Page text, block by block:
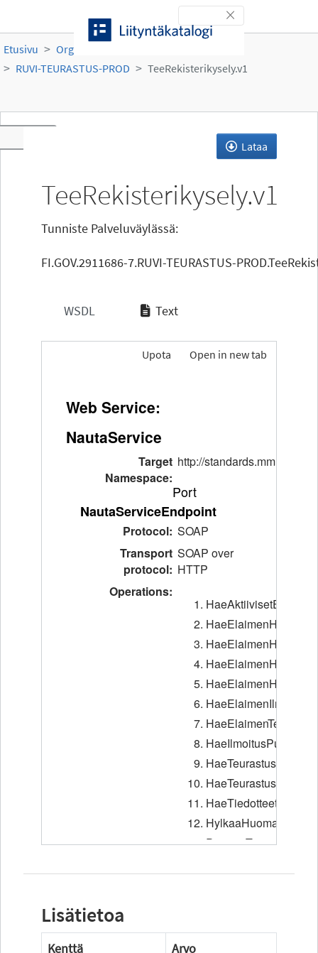
Toggle navigation
Etusivu Organisaatiot
RUVI-TEURASTUS-PROD
TeeRekisterikysely.v1
Lataa
TeeRekisterikysely.v1
Tunniste Palveluväylässä:
FI.GOV.2911686-7.RUVI-TEURASTUS-
WSDL Text
Open in new tab
Upota
Lisätietoa
Kenttä
Arvo